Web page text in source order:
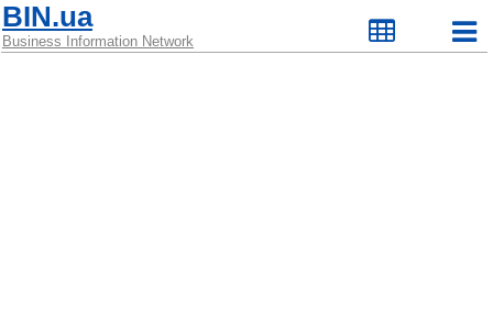
BIN.ua
Business Information Network